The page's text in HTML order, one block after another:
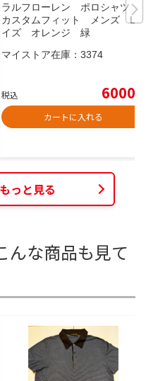
ラルフローレン ポロシャツ
カスタムフィット メンズ Lサ
イズ オレンジ 緑
マイストア在庫： 3374
税込 6000
カートに入れる
っと見る
んな商品も見て